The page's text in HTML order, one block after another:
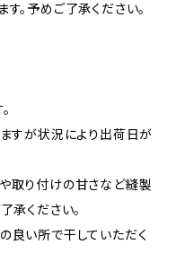
。予めご了承ください。
すが状況により出荷日が
取り付けの甘さなど縫製
承ください。
良い所で干していただく